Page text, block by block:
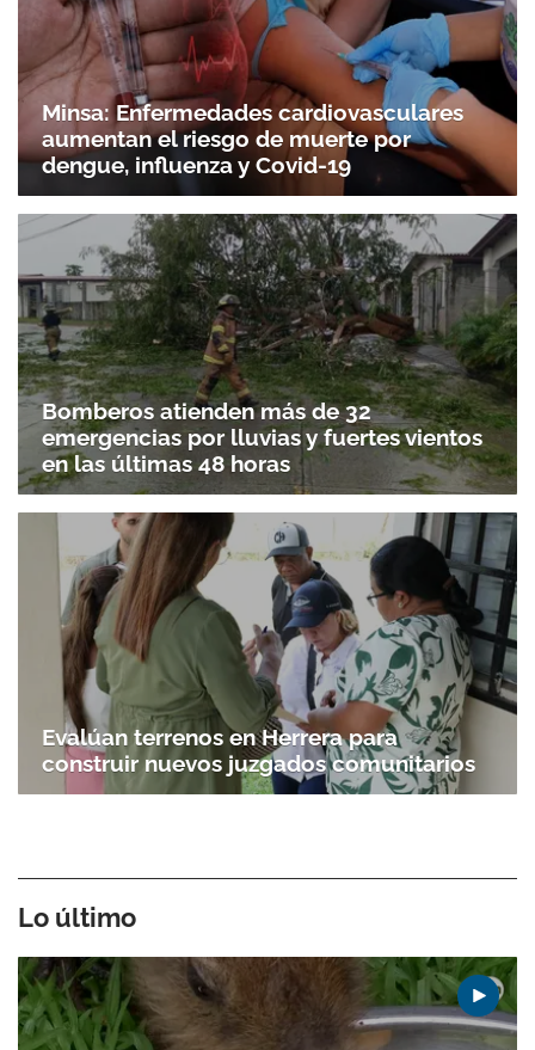
Minsa: Enfermedades cardiovasculares
aumentan el riesgo de muerte por
dengue, influenza y Covid-19
Bomberos atienden más de 32
emergencias por lluvias y fuertes vientos
en las últimas 48 horas
Evalúan terrenos en Herrera para
construir nuevos juzgados comunitarios
Lo último